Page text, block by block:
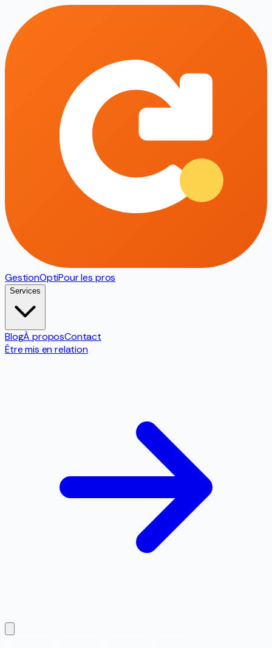
GestionOptiPour les pros
Services
BlogÀ proposContact
Être mis en relation